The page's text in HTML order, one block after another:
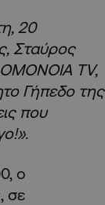
20
Σταύρος
TV,
Γήπεδο της
που
ο
σε